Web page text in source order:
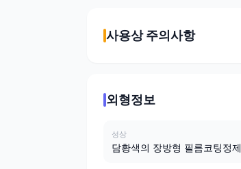
사용상 주의사항
외형정보
성상
담황색의 장방형 필름코팅정제